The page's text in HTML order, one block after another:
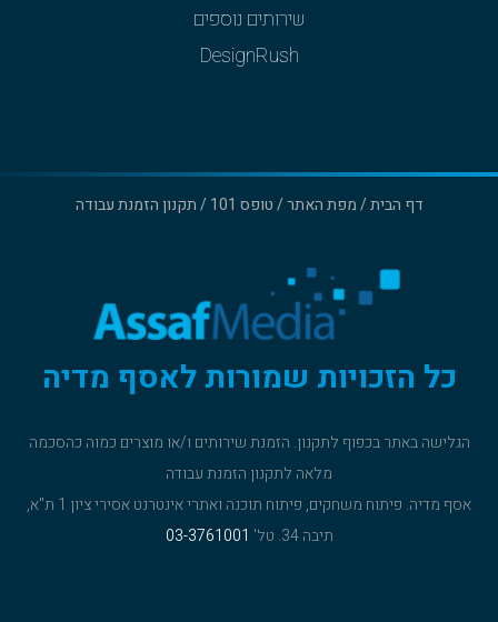
שירותים נוספים
DesignRush
דף הבית/מפת האתר/טופס 101 /תקנון הזמנת עבודה
כל הזכויות שמורות לאסף מדיה
הגלישה באתר בכפוף לתקנון. הזמנת שירותים ו/או מוצרים כמוה כהסכמה
מלאה לתקנון הזמנת עבודה
אסף מדיה. פיתוח משחקים, פיתוח תוכנה ואתרי אינטרנט אסירי ציון 1 ת"א,
תיבה 34. טל'
03-3761001